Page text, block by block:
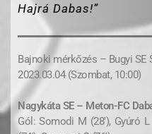
Hajrá Dabas!”
Bajnoki mérkőzés – Bugyi SE
2023.03.04 (Szombat, 10:00)
Nagykáta SE – Meton-FC
Gól: Somodi M (28′), Gyúró L